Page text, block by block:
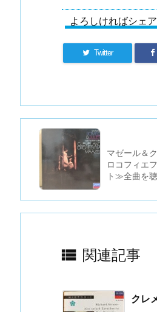
よろしければシェ
Twitter
マゼール＆
ロコフィエ
ト≫全曲を
 関連記事
クレ